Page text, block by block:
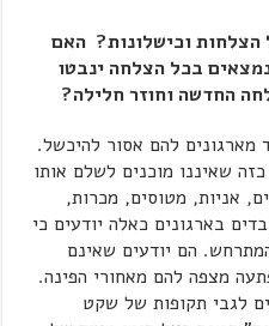
הצלחות וכישלונות? האם
בכל הצלחה ינבטו
החדשה וחוזר חלילה?
מארגונים להם אסור להיכשל.
שאיננו מוכנים לשלם אותו
אניות, מטוסים, מכרות,
בארגונים כאלה יודעים כי
הם יודעים שאינם
מצפה להם מאחורי הפינה.
לגבי תקופות של שקט